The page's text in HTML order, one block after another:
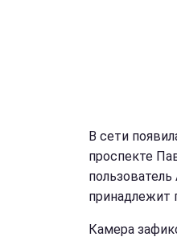
В сети
проспекте
принадлежит
Камера